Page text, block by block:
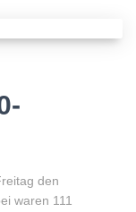
den
waren 111